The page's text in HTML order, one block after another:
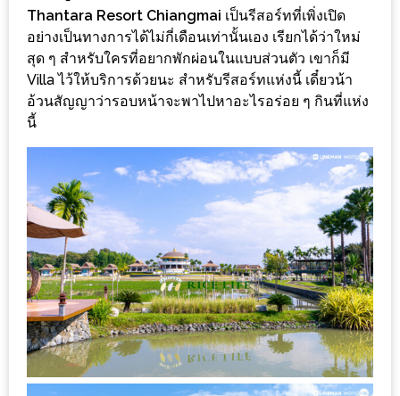
งาน
เดียว
ทั้ง
ช้อป
กิน
โปร
โม
ชั่น
สำหรับ
คน
รัก
บ้าน
มากมาย
Thantara Resort Chiangmai เป็นรีสอร์ทที่เพิ่งเปิด
อย่างเป็นทางการได้ไม่กี่เดือนเท่านั้นเอง เรียกได้ว่าใหม่
สุด ๆ สำหรับใครที่อยากพักผ่อนในแบบส่วนตัว เขาก็มี
Villa ไว้ให้บริการด้วยนะ สำหรับรีสอร์ทแห่งนี้ เดี๋ยวน้า
อ้วนสัญญาว่ารอบหน้าจะพาไปหาอะไรอร่อย ๆ กินที่แห่ง
นี้